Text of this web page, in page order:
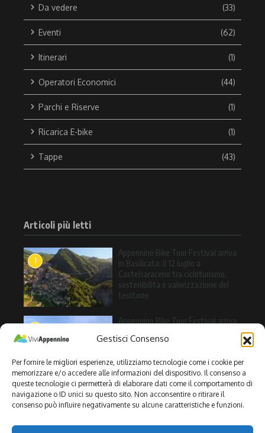
Gestisci Consenso
Per fornire le migliori esperienze, utilizziamo tecnologie come i cookie per
memorizzare e/o accedere alle informazioni del dispositivo. Il consenso a
queste tecnologie ci permetterà di elaborare dati come il comportamento di
navigazione o ID unici su questo sito. Non acconsentire o ritirare il
consenso può influire negativamente su alcune caratteristiche e funzioni.
Da vedere (33)
Eventi (62)
Itinerari (1)
Operatori Economici (44)
Parchi e Riserve (1)
Ricarica E-bike (1)
Tappe (43)
Articoli più letti
1
Appennino Bike Tour Festival arriva
in Basilicata: il 12 luglio a
Castelsaraceno tra cicloturismo,
sostenibilità e valorizzazione del
territorio
Appennino Bike Tour Festival arriva
giornata tra cicloturismo, natura e
3
Il 10 luglio Appennino Bike Tour
Festival 2026 arriva a Carovilli (IS):
cicloturismo, sostenibilità e